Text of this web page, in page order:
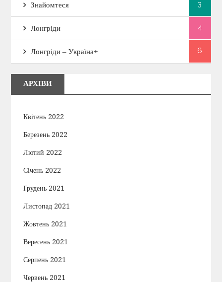
Знайомтеся 3
Лонгріди 4
Лонгріди – Україна+ 6
АРХІВИ
Квітень 2022
Березень 2022
Лютий 2022
Січень 2022
Грудень 2021
Листопад 2021
Жовтень 2021
Вересень 2021
Серпень 2021
Червень 2021